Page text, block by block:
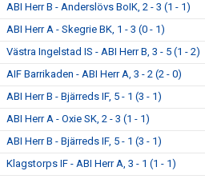
ABI Herr B - Anderslövs BoIK, 2 - 3 (1 - 1)
ABI Herr A - Skegrie BK, 1 - 3 (0 - 1)
Västra Ingelstad IS - ABI Herr B, 3 - 5 (1 - 2)
AIF Barrikaden - ABI Herr A, 3 - 2 (2 - 0)
ABI Herr B - Bjärreds IF, 5 - 1 (3 - 1)
ABI Herr A - Oxie SK, 2 - 3 (1 - 1)
ABI Herr B - Bjärreds IF, 5 - 1 (3 - 1)
Klagstorps IF - ABI Herr A, 3 - 1 (1 - 1)